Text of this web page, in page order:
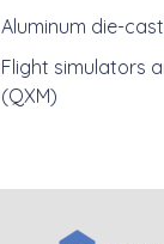
Aluminum die-
Flight simulators
(QXM)